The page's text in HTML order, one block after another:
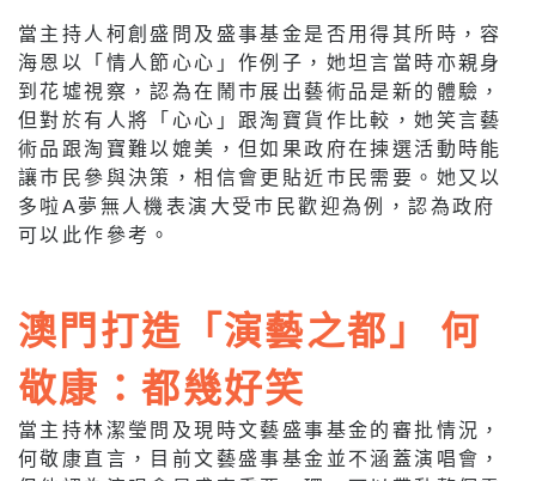
當主持人柯創盛問及盛事基金是否用得其所時，容
海恩以「情人節心心」作例子，她坦言當時亦親身
到花墟視察，認為在鬧巿展出藝術品是新的體驗，
但對於有人將「心心」跟淘寶貨作比較，她笑言藝
術品跟淘寶難以媲美，但如果政府在揀選活動時能
讓巿民參與決策，相信會更貼近巿民需要。她又以
多啦A夢無人機表演大受巿民歡迎為例，認為政府
可以此作參考。
澳門打造「演藝之都」 何
敬康：都幾好笑
當主持林潔瑩問及現時文藝盛事基金的審批情況，
何敬康直言，目前文藝盛事基金並不涵蓋演唱會，